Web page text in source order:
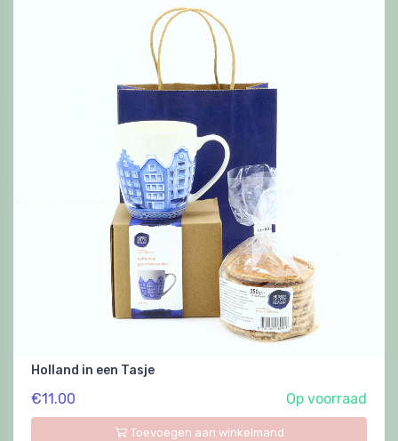
Holland in een Tasje
€11.00 Op voorraad
Toevoegen aan winkelmand